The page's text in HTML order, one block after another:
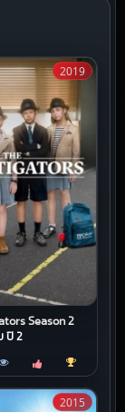
Season 2
ปี 2
2019
2015